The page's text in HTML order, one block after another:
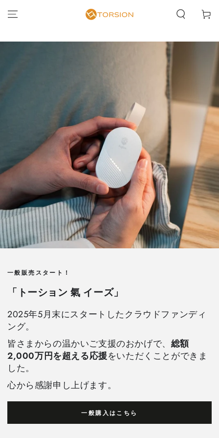
プする
ー
一般販売スタート！
「トーション 氣 イーズ」
2025年5月末にスタートしたクラウドファンディ
ング。
皆さまからの温かいご支援のおかげで、 総額
2,000万円を超える応援をいただくことができま
した。
心から感謝申し上げます。
一般購入はこちら